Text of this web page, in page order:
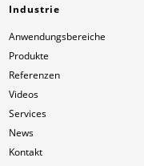
Services
News
Services
News
News
Kontakt
Standorte
Ansprechpartner weltweit
Industrie
Anwendungsbereiche
Produkte
Referenzen
Videos
Services
News
Kontakt